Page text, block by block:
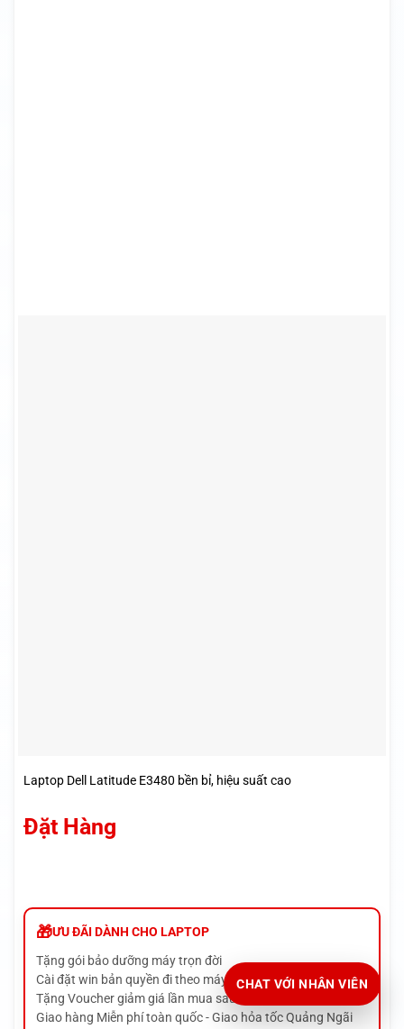
Laptop Dell Latitude E3480 bền bỉ, hiệu suất cao
Đặt Hàng
ƯU ĐÃI DÀNH CHO LAPTOP
Tặng gói bảo dưỡng máy trọn đời
Cài đặt win bản quyền đi theo máy
Tặng Voucher giảm giá lần mua sau đến
Giao hàng Miễn phí toàn quốc - Giao hỏa tốc Quảng Ngãi
CHAT VỚI NHÂN VIÊN